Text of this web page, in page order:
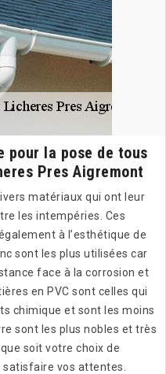
pour la pose de tous
Pres Aigremont
matériaux qui ont leur
les intempéries. Ces
à l’esthétique de
sont les plus utilisées car
face à la corrosion et
en PVC sont celles qui
chimique et sont les moins
sont les plus nobles et très
soit votre choix de
satisfaire vos attentes.